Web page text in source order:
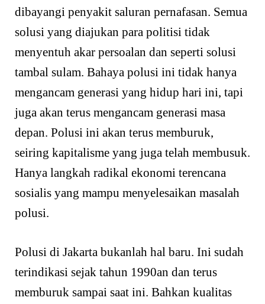
dibayangi penyakit saluran pernafasan. Semua
solusi yang diajukan para politisi tidak
menyentuh akar persoalan dan seperti solusi
tambal sulam. Bahaya polusi ini tidak hanya
mengancam generasi yang hidup hari ini, tapi
juga akan terus mengancam generasi masa
depan. Polusi ini akan terus memburuk,
seiring kapitalisme yang juga telah membusuk.
Hanya langkah radikal ekonomi terencana
sosialis yang mampu menyelesaikan masalah
polusi.
Polusi di Jakarta bukanlah hal baru. Ini sudah
terindikasi sejak tahun 1990an dan terus
memburuk sampai saat ini. Bahkan kualitas